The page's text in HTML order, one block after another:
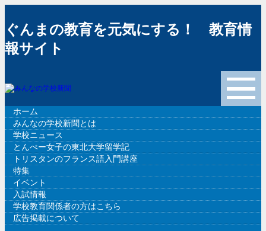
ぐんまの教育を元気にする！ 教育情
報サイト
メニュー
ホーム
みんなの学校新聞とは
学校ニュース
とんぺー女子の東北大学留学記
トリスタンのフランス語入門講座
特集
イベント
入試情報
学校教育関係者の方はこちら
広告掲載について
ホーム » 学校ニュース » 前橋工科大
学校ニュース
前橋工科大でも「こども科学教室」を開催